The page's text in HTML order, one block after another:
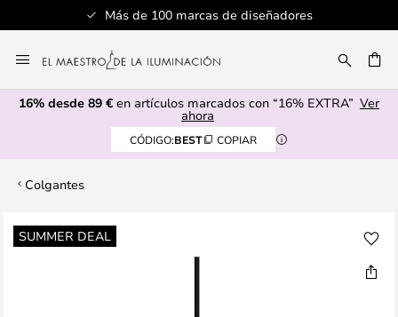
Más de 100 marcas de diseñadores
al
contenido
16% desde 89 € en artículos marcados con “16% EXTRA” Ver
ahora
CÓDIGO:BEST COPIAR
Colgantes
SUMMER DEAL
Saltar
al